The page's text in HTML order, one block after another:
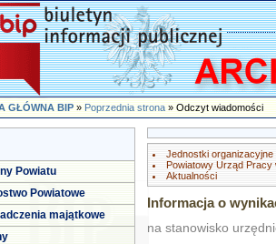
GŁÓWNA BIP»Poprzednia strona» Odczyt wiadomości
Powiatu
Powiatowe
majątkowe
Jednostki organizacyjne
Powiatowy Urząd Pracy
Aktualności
Informacja o
na stanowisko